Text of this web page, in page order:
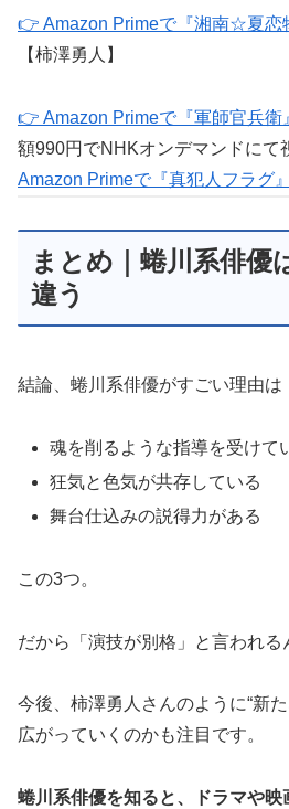
👉 Amazon Primeで『湘南☆夏恋
【柿澤勇人】
👉 Amazon Primeで『軍師官兵衛
額990円でNHKオンデマンドにて
Amazon Primeで『真犯人フラグ
まとめ｜蜷川系俳優
違う
結論、蜷川系俳優がすごい理由は
魂を削るような指導を受けて
狂気と色気が共存している
舞台仕込みの説得力がある
この3つ。
だから「演技が別格」と言われる
今後、柿澤勇人さんのように“新
広がっていくのかも注目です。
蜷川系俳優を知ると、ドラマや映